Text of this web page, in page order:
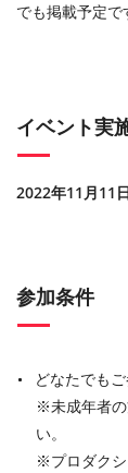
でも掲載予定で
イベント実
2022年11月11
参加条件
どなたでも
※未成年者の
い。
※プロダクシ